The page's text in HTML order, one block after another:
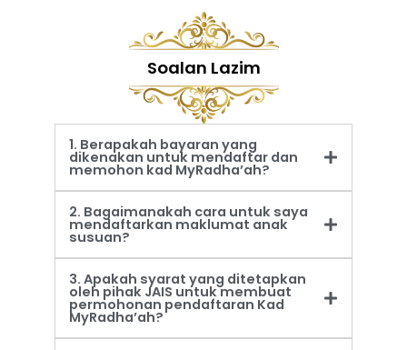
Soalan Lazim
1. Berapakah bayaran yang
dikenakan untuk mendaftar dan
memohon kad MyRadha’ah?
2. Bagaimanakah cara untuk saya
mendaftarkan maklumat anak
susuan?
3. Apakah syarat yang ditetapkan
oleh pihak JAIS untuk membuat
permohonan pendaftaran Kad
MyRadha’ah?